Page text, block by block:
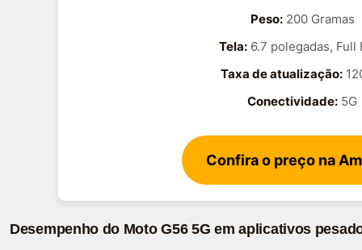
Peso:200 Gramas
Tela: 6.7 polegadas, Full
Taxa de atualização:
Conectividade: 5G
Confira o preço na
Desempenho do Moto G56 5G em aplicativos